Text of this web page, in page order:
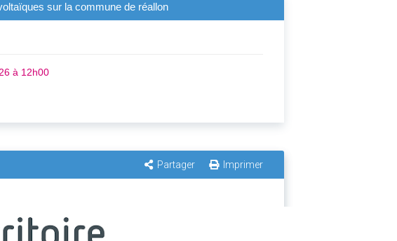
sur la commune de réallon
à 12h00
Partager Imprimer